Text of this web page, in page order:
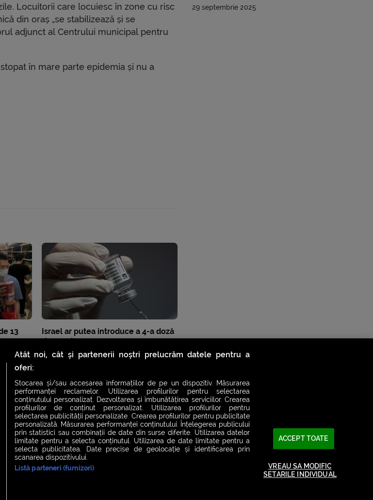
Locuitorii care locuiesc în zone cu risc
din oraș „se stabilizează și se
adjunct al Centrului municipal pentru
în mare parte epidemia și nu a
13
au
Israel ar putea introduce a 4-a doză
de vaccin
29 septembrie 2025
FEVER
LIVE FEVER CONCERT
Atât noi, cât și partenerii noștri prelucrăm datele pentru a
oferi:
Stocarea și/sau accesarea informațiilor de pe un dispozitiv. Măsurarea
performanței reclamelor. Utilizarea profilurilor pentru selectarea
conținutului personalizat. Dezvoltarea și îmbunătățirea serviciilor. Crearea
profilurilor de conținut personalizat. Utilizarea profilurilor pentru
selectarea publicității personalizate. Crearea profilurilor pentru publicitate
personalizată. Măsurarea performanței conținutului. Înțelegerea publicului
prin statistici sau combinații de date din surse diferite. Utilizarea datelor
limitate pentru a selecta conținutul. Utilizarea de date limitate pentru a
selecta publicitatea. Date precise de geolocație și identificarea prin
scanarea dispozitivului.
Listă parteneri (furnizori)
ACCEPT TOATE
VREAU SA MODIFIC
SETARILE INDIVIDUAL